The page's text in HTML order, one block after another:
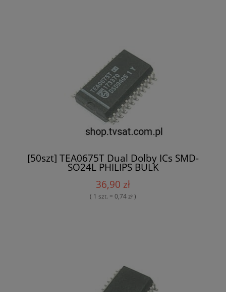
[50szt] TEA0675T Dual Dolby ICs SMD-
SO24L PHILIPS BULK
36,90 zł
( 1 szt. = 0,74 zł )